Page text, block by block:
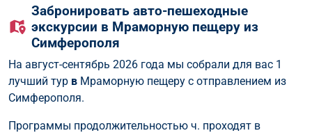
Забронировать авто-пешеходные
экскурсии в Мраморную пещеру из
Симферополя
На август-сентябрь 2026 года мы собрали для вас 1
лучший тур в Мраморную пещеру с отправлением из
Симферополя.
Программы продолжительностью ч. проходят в